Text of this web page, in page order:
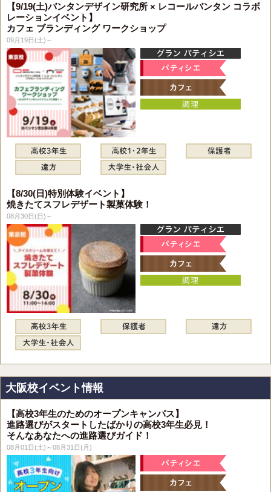
【9/19(土)バンタンデザイン研究所 × レコールバンタン コラボ
レーションイベント】
カフェ ブランディング ワークショップ
09月19日(土)～
【8/30(日)特別体験イベント】
焼きたてスフレデザート製菓体験！
08月30日(日)～
大阪校イベント情報
【高校3年生のためのオープンキャンパス】
進路選びがスタートしたばかりの高校3年生必見！
そんなあなたへの進路選びガイド！
08月01日(土)～08月31日(月)